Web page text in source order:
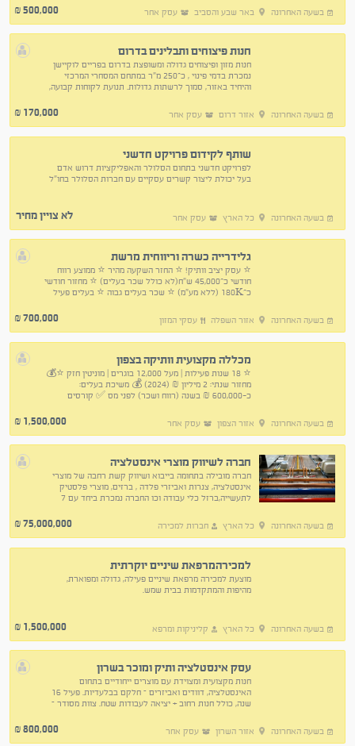
בשעה האחרונה באר שבע והסביב עסק אחר 500,000
₪
חנות פיצוחים ותבלינים בדרום
חנות מזון ופיצוחים גדולה ומשופצת בדרום בפריים לוקיישן
נמכרת בדמי פינוי , כ־250 מ"ר במתחם המסחרי המרכזי
והיחיד באזור, סמוך לרשתות גדולות. תנועת לקוחות קבועה,
בשעה האחרונה
אזור דרום עסק אחר 170,000
₪
שותף לקידום פרויקט חדשני
לפרויקט חדשני בתחום הסלולר והאפליקציות דרוש אדם
בעל יכולת ליצור קשרים עסקיים עם חברות הסלולר בחו"ל
בשעה האחרונה כל הארץ עסק אחר לא צויין מחיר
גלידרייה כשרה וריווחית מרשת
⭐ עסק יציב וותיק! ⭐ החזר השקעה מהיר ⭐ ממוצע רווח
חודשי כ־45,000 ש"ח(לא כולל שכר בעלים) ⭐ מחזור חודשי
כ־180K (ללא מע"מ) ⭐ שכר בעלים גבוה ⭐ בעלים פעיל
בשעה האחרונה
אזור השפלה עסקי המזון 700,000
₪
מכללה מקצועית וותיקה בצפון
⭐ 18 שנות פעילות | מעל 12,000 בוגרים | מוניטין חזק ⭐💰
מחזור שנתי: 2 מיליון ₪ (2024) 💰 משיכת בעלים:
כ-600,000 ₪ בשנה (רווח ושכר) לפני מס ✅ קורסים
בשעה האחרונה אזור הצפון עסק אחר 1,500,000
₪
חברה לשיווק מוצרי אינסטלציה
חברה מובילה בתחומה בייבוא ושיווק קשת רחבה של מוצרי
אינסטלציה, צנרות ואביזרי פלדה , ברזים, מוצרי פלסטיק
לתעשייה,ברזל כלי עבודה וכו החברה נמכרת ביחד עם 7
בשעה האחרונה
כל הארץ חברות למכירה 75,000,000
₪
למכירהמרפאת שיניים יוקרתית
מוצעת למכירה מרפאת שיניים פעילה, גדולה ומפוארת,
מהיפות והמתקדמות בבית שמש.
בשעה האחרונה כל הארץ קליניקות ומרפא 1,500,000
₪
עסק אינסטלציה ותיק ומוכר בשרון
חנות מקצועית ומצוידת עם מוצרים ייחודיים בתחום
האינסטלציה, דוודים ואביזרים – חלקם בבלעדיות. פעיל 16
שנה, כולל חנות רחוב + יציאה לעבודות שטח. צוות מסודר –
בשעה האחרונה
אזור השרון עסק אחר 800,000
₪